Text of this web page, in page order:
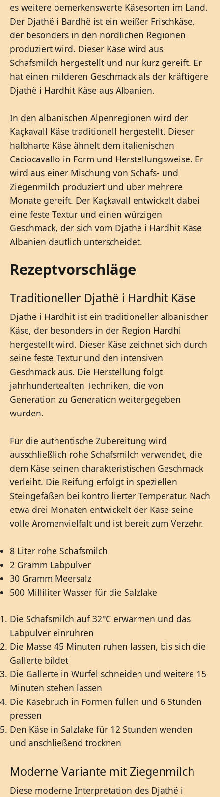
es weitere bemerkenswerte Käsesorten im Land.
Der Djathë i Bardhë ist ein weißer Frischkäse,
der besonders in den nördlichen Regionen
produziert wird. Dieser Käse wird aus
Schafsmilch hergestellt und nur kurz gereift. Er
hat einen milderen Geschmack als der kräftigere
Djathë i Hardhit Käse aus Albanien.
In den albanischen Alpenregionen wird der
Kaçkavall Käse traditionell hergestellt. Dieser
halbharte Käse ähnelt dem italienischen
Caciocavallo in Form und Herstellungsweise. Er
wird aus einer Mischung von Schafs- und
Ziegenmilch produziert und über mehrere
Monate gereift. Der Kaçkavall entwickelt dabei
eine feste Textur und einen würzigen
Geschmack, der sich vom Djathë i Hardhit Käse
Albanien deutlich unterscheidet.
Rezeptvorschläge
Traditioneller Djathë i Hardhit Käse
Djathë i Hardhit ist ein traditioneller albanischer
Käse, der besonders in der Region Hardhi
hergestellt wird. Dieser Käse zeichnet sich durch
seine feste Textur und den intensiven
Geschmack aus. Die Herstellung folgt
jahrhundertealten Techniken, die von
Generation zu Generation weitergegeben
wurden.
Für die authentische Zubereitung wird
ausschließlich rohe Schafsmilch verwendet, die
dem Käse seinen charakteristischen Geschmack
verleiht. Die Reifung erfolgt in speziellen
Steingefäßen bei kontrollierter Temperatur. Nach
etwa drei Monaten entwickelt der Käse seine
volle Aromenvielfalt und ist bereit zum Verzehr.
8 Liter rohe Schafsmilch
2 Gramm Labpulver
30 Gramm Meersalz
500 Milliliter Wasser für die Salzlake
Die Schafsmilch auf 32°C erwärmen und das
Labpulver einrühren
Die Masse 45 Minuten ruhen lassen, bis sich die
Gallerte bildet
Die Gallerte in Würfel schneiden und weitere 15
Minuten stehen lassen
Die Käsebruch in Formen füllen und 6 Stunden
pressen
Den Käse in Salzlake für 12 Stunden wenden
und anschließend trocknen
Moderne Variante mit Ziegenmilch
Diese moderne Interpretation des Djathë i